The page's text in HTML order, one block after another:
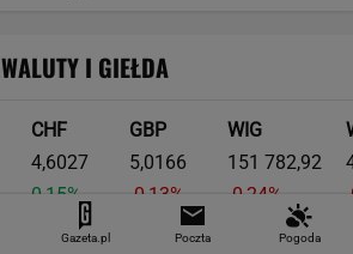
WALUTY I GIEŁDA
CHF
4,6027
0,15%
GBP
5,0166
-0,13%
WIG
151 782,92
-0,24%
SPRAWDŹ NOTOWANIA
Gazeta.pl Poczta Pogoda